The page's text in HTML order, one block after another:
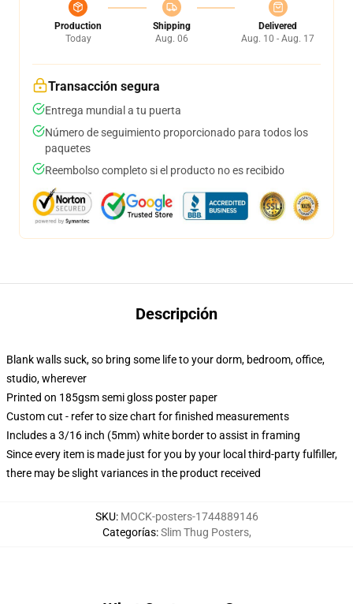
Production
Today
Shipping
Aug. 06
Delivered
Aug. 10 - Aug. 17
Transacción segura
Entrega mundial a tu puerta
Número de seguimiento proporcionado para todos los
paquetes
Reembolso completo si el producto no es recibido
Descripción
Blank walls suck, so bring some life to your dorm, bedroom, office,
studio, wherever
Printed on 185gsm semi gloss poster paper
Custom cut - refer to size chart for finished measurements
Includes a 3/16 inch (5mm) white border to assist in framing
Since every item is made just for you by your local third-party fulfiller,
there may be slight variances in the product received
SKU: MOCK-posters-1744889146
Categorías:Slim Thug Posters,